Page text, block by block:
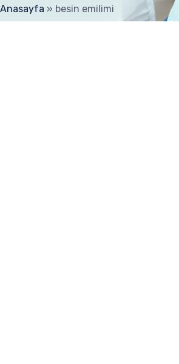
Anasayfa » besin emilimi